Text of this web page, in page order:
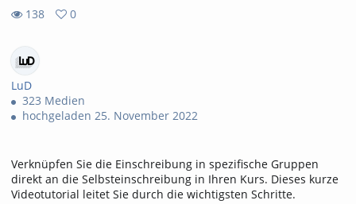
138
views
0
favorites
LuD
323 Medien
hochgeladen 25. November 2022
Verknüpfen Sie die Einschreibung in spezifische Gruppen
direkt an die Selbsteinschreibung in Ihren Kurs. Dieses kurze
Videotutorial leitet Sie durch die wichtigsten Schritte.